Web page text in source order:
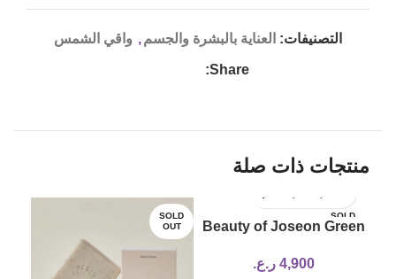
التصنيفات: العناية بالبشرة والجسم , واقي الشمس
Share:
منتجات ذات صلة
SOLD
OUT
Beauty of Joseon Green
Cleanser 100ml
4,900 ر.ع.
SOLD
OUT